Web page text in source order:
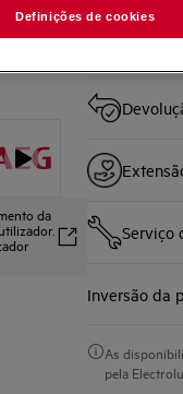
da
Recolha
Serviço
Inversão da
As
pela
Definições de cookies